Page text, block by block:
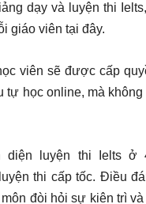
dạy và luyện thi
giáo viên tại đây.
viên sẽ được cấp
học online, mà
luyện thi Ielts ở
thi cấp tốc. Điều
đòi hỏi sự kiên trì